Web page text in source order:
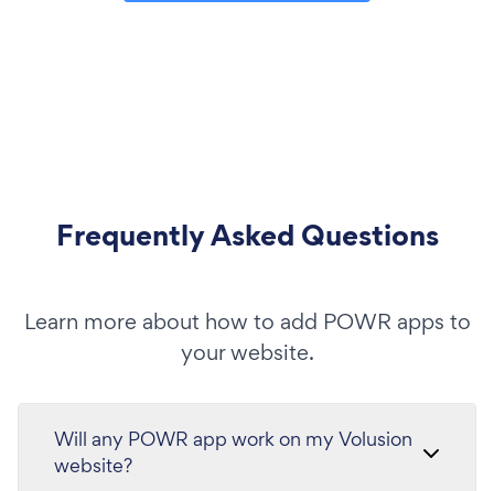
Frequently Asked Questions
Learn more about how to add POWR apps to
your website.
Will any POWR app work on my Volusion
website?